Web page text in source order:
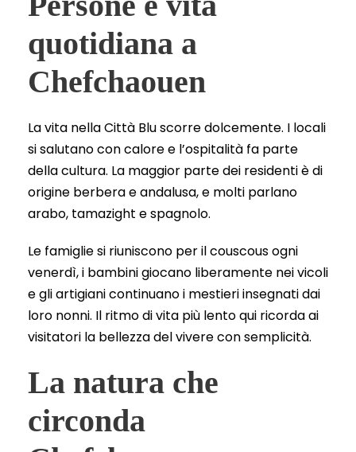
quotidiana a
Chefchaouen
La vita nella Città Blu scorre dolcemente. I locali
si salutano con calore e l’ospitalità fa parte
della cultura. La maggior parte dei residenti è di
origine berbera e andalusa, e molti parlano
arabo, tamazight e spagnolo.
Le famiglie si riuniscono per il couscous ogni
venerdì, i bambini giocano liberamente nei vicoli
e gli artigiani continuano i mestieri insegnati dai
loro nonni. Il ritmo di vita più lento qui ricorda ai
visitatori la bellezza del vivere con semplicità.
La natura che
circonda